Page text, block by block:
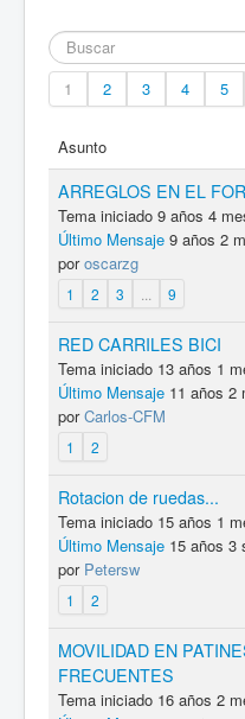
1 2 3 4 5
Asunto
ARREGLOS EN EL
Tema iniciado 9 años 4
Último Mensaje 9 años 2
poroscarzg
1 2 3 9
RED CARRILES BICI
Tema iniciado 13 años 1
Último Mensaje 11 años 2
porCarlos-CFM
1 2
Rotacion de ruedas...
Tema iniciado 15 años 1
Último Mensaje 15 años 3
por Petersw
1 2
MOVILIDAD EN
FRECUENTES
Tema iniciado 16 años 2